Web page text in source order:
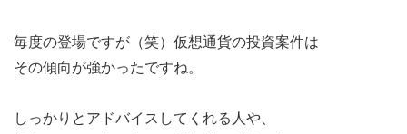
毎度の登場ですが（笑）仮想通貨の投資案件は
その傾向が強かったですね。
しっかりとアドバイスしてくれる人や、